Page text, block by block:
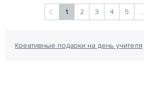
1 2 3 4 5 ...
Креативные подарки на день учителя